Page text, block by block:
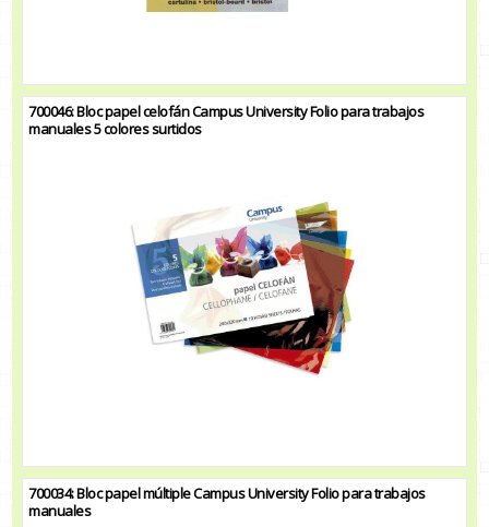
700046: Bloc papel celofán Campus University Folio para trabajos
manuales 5 colores surtidos
700034: Bloc papel múltiple Campus University Folio para trabajos
manuales